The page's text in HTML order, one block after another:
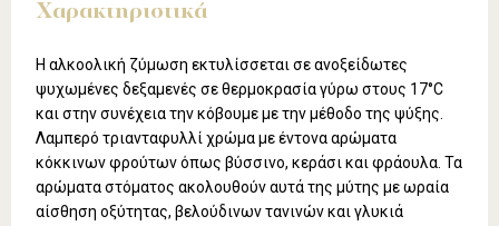
Χαρακτηριστικά
H αλκοολική ζύμωση εκτυλίσσεται σε ανοξείδωτες
ψυχωμένες δεξαμενές σε θερμοκρασία γύρω στους 17°C
και στην συνέχεια την κόβουμε με την μέθοδο της ψύξης.
Λαμπερό τριανταφυλλί χρώμα με έντονα αρώματα
κόκκινων φρούτων όπως βύσσινο, κεράσι και φράουλα. Τα
αρώματα στόματος ακολουθούν αυτά της μύτης με ωραία
αίσθηση οξύτητας, βελούδινων τανινών και γλυκιά